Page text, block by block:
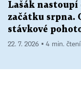
Lašák nastoupí
začátku srpna.
stávkové
22. 7. 2026 ▪ 4 min. čtení